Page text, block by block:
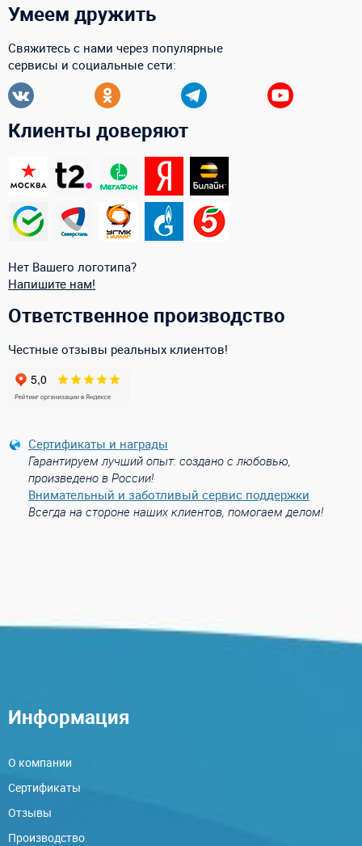
Умеем дружить
Свяжитесь с нами через популярные
сервисы и социальные сети:
Клиенты доверяют
Нет Вашего логотипа?
Напишите нам!
Ответственное производство
Честные отзывы реальных клиентов!
Сертификаты и награды
Гарантируем лучший опыт: создано с любовью,
произведено в России!
Внимательный и заботливый сервис поддержки
Всегда на стороне наших клиентов, помогаем делом!
Информация
О компании
Сертификаты
Отзывы
Производство